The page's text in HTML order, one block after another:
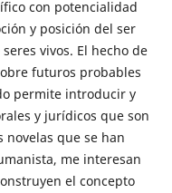
con potencialidad
y posición del ser
vivos. El hecho de
futuros probables
permite introducir y
y jurídicos que son
novelas que se han
me interesan
el concepto